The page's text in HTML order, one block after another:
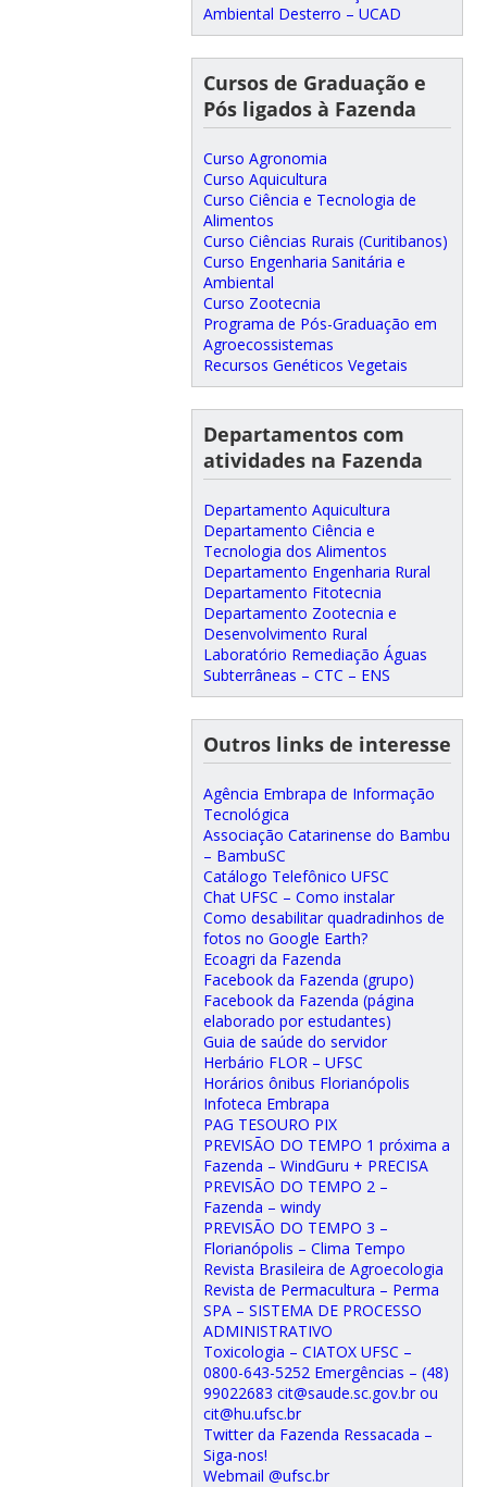
Ambiental Desterro – UCAD
Cursos de Graduação e
Pós ligados à Fazenda
Curso Agronomia
Curso Aquicultura
Curso Ciência e Tecnologia de
Alimentos
Curso Ciências Rurais (Curitibanos)
Curso Engenharia Sanitária e
Ambiental
Curso Zootecnia
Programa de Pós-Graduação em
Agroecossistemas
Recursos Genéticos Vegetais
Departamentos com
atividades na Fazenda
Departamento Aquicultura
Departamento Ciência e
Tecnologia dos Alimentos
Departamento Engenharia Rural
Departamento Fitotecnia
Departamento Zootecnia e
Desenvolvimento Rural
Laboratório Remediação Águas
Subterrâneas – CTC – ENS
Outros links de interesse
Agência Embrapa de Informação
Tecnológica
Associação Catarinense do Bambu
– BambuSC
Catálogo Telefônico UFSC
Chat UFSC – Como instalar
Como desabilitar quadradinhos de
fotos no Google Earth?
Ecoagri da Fazenda
Facebook da Fazenda (grupo)
Facebook da Fazenda (página
elaborado por estudantes)
Guia de saúde do servidor
Herbário FLOR – UFSC
Horários ônibus Florianópolis
Infoteca Embrapa
PAG TESOURO PIX
PREVISÃO DO TEMPO 1 próxima a
Fazenda – WindGuru + PRECISA
PREVISÃO DO TEMPO 2 –
Fazenda – windy
PREVISÃO DO TEMPO 3 –
Florianópolis – Clima Tempo
Revista Brasileira de Agroecologia
Revista de Permacultura – Perma
SPA – SISTEMA DE PROCESSO
ADMINISTRATIVO
Toxicologia – CIATOX UFSC –
0800-643-5252 Emergências – (48)
99022683 cit@saude.sc.gov.br ou
cit@hu.ufsc.br
Twitter da Fazenda Ressacada –
Siga-nos!
Webmail @ufsc.br